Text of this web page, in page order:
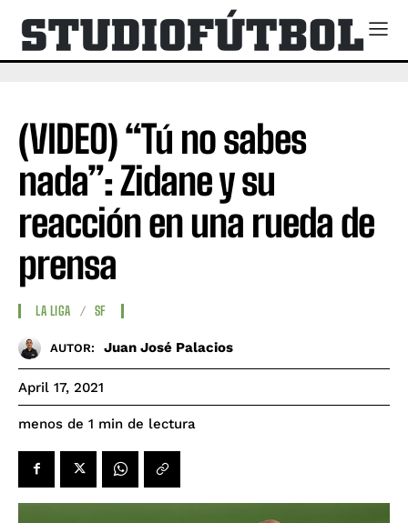
(VIDEO) “Tú no sabes
nada”: Zidane y su
reacción en una rueda de
prensa
LA LIGA SF
AUTOR: Juan José Palacios
April 17, 2021
menos de 1 min de lectura